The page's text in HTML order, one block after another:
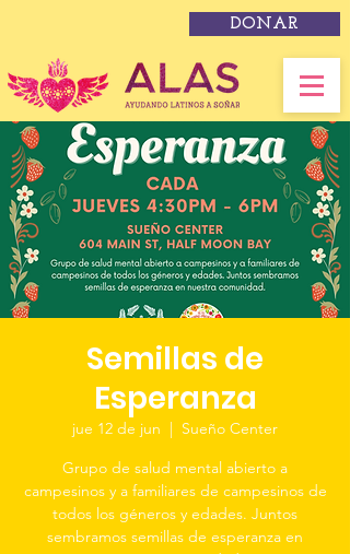
DONAR
Semillas de
Esperanza
jue 12 de jun
  |
Sueño Center
Grupo de salud mental abierto a
campesinos y a familiares de campesinos de
todos los géneros y edades. Juntos
sembramos semillas de esperanza en